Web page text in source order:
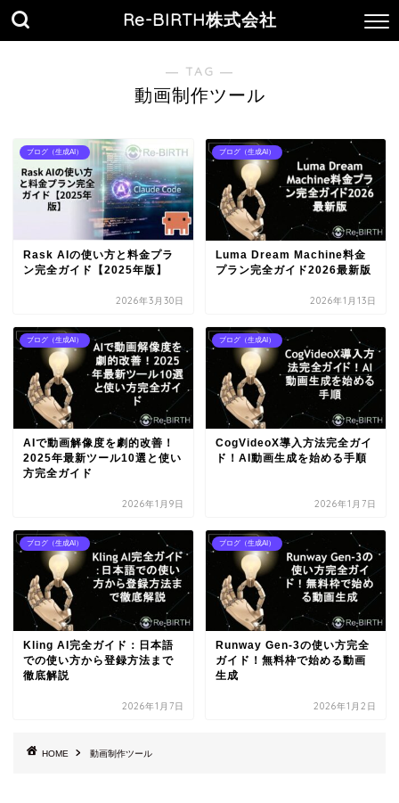
Re-BIRTH株式会社
― TAG ―
動画制作ツール
ブログ（生成AI）
Rask AIの使い方と料金プラ
ン完全ガイド【2025年版】
2026年3月30日
ブログ（生成AI）
Luma Dream Machine料金
プラン完全ガイド2026最新版
2026年1月13日
ブログ（生成AI）
AIで動画解像度を劇的改善！
2025年最新ツール10選と使い
方完全ガイド
2026年1月9日
ブログ（生成AI）
CogVideoX導入方法完全ガイ
ド！AI動画生成を始める手順
2026年1月7日
ブログ（生成AI）
Kling AI完全ガイド：日本語
での使い方から登録方法まで
徹底解説
2026年1月7日
ブログ（生成AI）
Runway Gen-3の使い方完全
ガイド！無料枠で始める動画
生成
2026年1月2日
HOME 動画制作ツール